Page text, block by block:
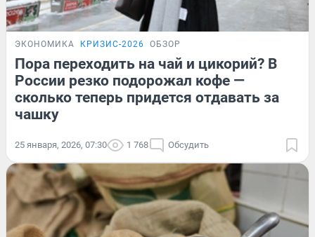
ЭКОНОМИКА КРИЗИС-2026 ОБЗОР
Пора переходить на чай и цикорий? В
России резко подорожал кофе —
сколько теперь придется отдавать за
чашку
25 января, 2026, 07:30 1 768 Обсудить